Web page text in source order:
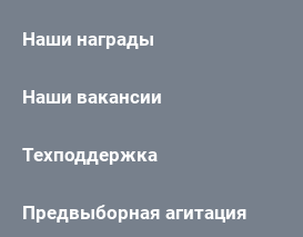
Наши награды
Наши вакансии
Техподдержка
Предвыборная агитация